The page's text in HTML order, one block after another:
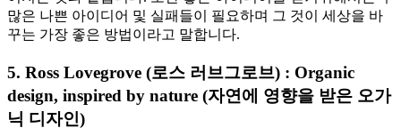
많은 나쁜 아이디어 및 실패들이 필요하며 그 것이 세상을 바
꾸는 가장 좋은 방법이라고 말합니다.
5. Ross Lovegrove (로스 러브그로브) : Organic
design, inspired by nature (자연에 영향을 받은 오가
닉 디자인)